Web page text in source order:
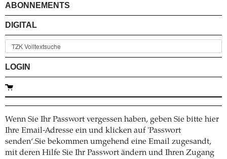
ABONNEMENTS
DIGITAL
LOGIN
Wenn Sie Ihr Passwort vergessen haben, geben Sie bitte hier
Ihre Email-Adresse ein und klicken auf 'Passwort
senden‘.Sie bekommen umgehend eine Email zugesandt,
mit deren Hilfe Sie Ihr Passwort ändern und Ihren Zugang